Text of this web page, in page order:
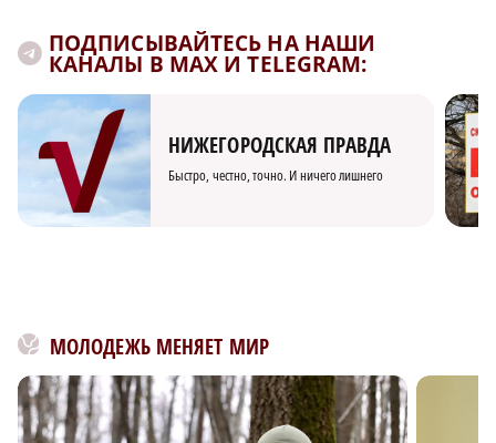
ПОДПИСЫВАЙТЕСЬ НА НАШИ
КАНАЛЫ В MAX И TELEGRAM:
НИЖЕГОРОДСКАЯ ПРАВДА
Быстро, честно, точно. И ничего лишнего
МОЛОДЕЖЬ МЕНЯЕТ МИР